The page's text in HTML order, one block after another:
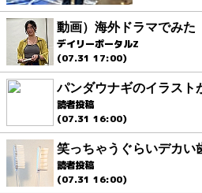
動画）海外ドラマでみた
デイリーポータルZ
(07.31 17:00)
パンダウナギのイラスト
読者投稿
(07.31 16:00)
笑っちゃうぐらいデカい
読者投稿
(07.31 16:00)